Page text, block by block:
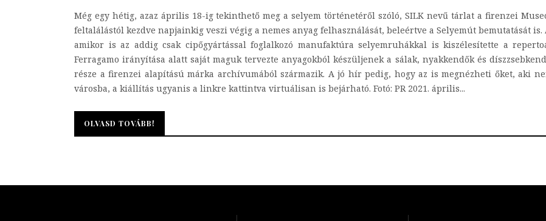
Még egy hétig, azaz április 18-ig tekinthető meg a selyem történetéről szóló, SILK nevű tárlat a firenzei
feltalálástól kezdve napjainkig veszi végig a nemes anyag felhasználását, beleértve a Selyemút bemutatását
amikor is az addig csak cipőgyártással foglalkozó manufaktúra selyemruhákkal is kiszélesítette a
Ferragamo irányítása alatt saját maguk tervezte anyagokból készüljenek a sálak, nyakkendők és
része a firenzei alapítású márka archívumából származik. A jó hír pedig, hogy az is megnézheti őket, aki
városba, a kiállítás ugyanis a linkre kattintva virtuálisan is bejárható. Fotó: PR 2021. április...
OLVASD TOVÁBB!
OLVASD TOVÁBB!